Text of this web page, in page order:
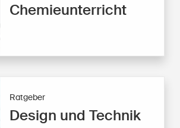
Chemieunterricht
Ratgeber
Design und Technik